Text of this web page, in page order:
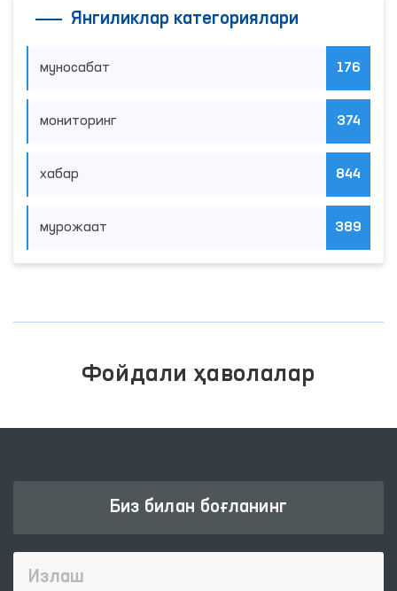
Янгиликлар категориялари
муносабат 176
мониторинг 374
хабар 844
мурожаат 389
Фойдали ҳаволалар
Биз билан боғланинг